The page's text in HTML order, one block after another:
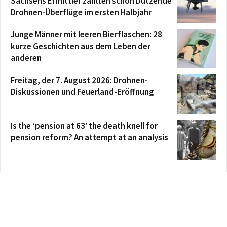
Drohnen-Überflüge im ersten Halbjahr
Junge Männer mit leeren Bierflaschen: 28
kurze Geschichten aus dem Leben der
anderen
Freitag, der 7. August 2026: Drohnen-
Diskussionen und Feuerland-Eröffnung
Is the ‘pension at 63’ the death knell for
pension reform? An attempt at an analysis